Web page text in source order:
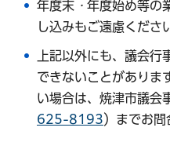
年度末 ・ 年度始め等の
し込みもご遠慮くださ
上記以外にも、議会
できないことがありま
い場合は、焼津市議会
625-8193）までお問